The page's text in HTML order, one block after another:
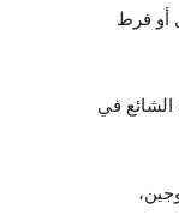
أو فرط
الشائع في